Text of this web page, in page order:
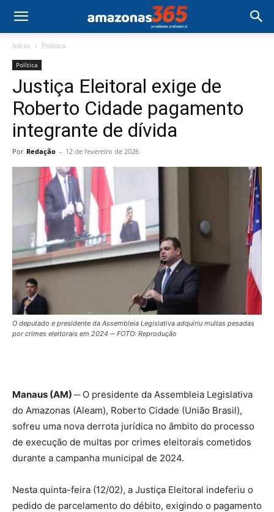
Início Política
Política
Justiça Eleitoral exige de
Roberto Cidade pagamento
integrante de dívida
Por Redação - 12 de fevereiro de 2026
O deputado e presidente da Assembleia Legislativa adquiriu multas pesadas
por crimes eleitorais em 2024 ─ FOTO: Reprodução
Manaus (AM) ─ O presidente da Assembleia Legislativa
do Amazonas (Aleam), Roberto Cidade (União Brasil),
sofreu uma nova derrota jurídica no âmbito do processo
de execução de multas por crimes eleitorais cometidos
durante a campanha municipal de 2024.
Nesta quinta-feira (12/02), a Justiça Eleitoral indeferiu o
pedido de parcelamento do débito, exigindo o pagamento